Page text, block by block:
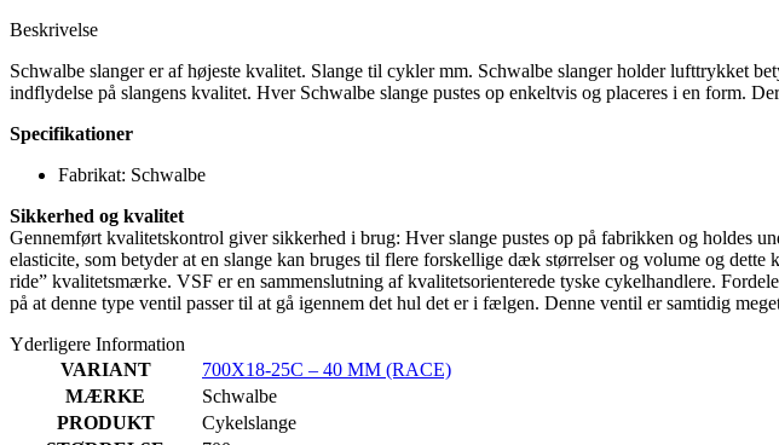
Beskrivelse
Schwalbe slanger er af højeste kvalitet. Slange til cykler mm. Schwalbe slanger holder lufttrykket
indflydelse på slangens kvalitet. Hver Schwalbe slange pustes op enkeltvis og placeres i en form.
Specifikationer
Fabrikat: Schwalbe
Sikkerhed og kvalitet
Gennemført kvalitetskontrol giver sikkerhed i brug: Hver slange pustes op på fabrikken og holdes
elasticite, som betyder at en slange kan bruges til flere forskellige dæk størrelser og volume og
ride” kvalitetsmærke. VSF er en sammenslutning af kvalitetsorienterede tyske cykelhandlere.
på at denne type ventil passer til at gå igennem det hul det er i fælgen. Denne ventil er samtidig
Yderligere Information
VARIANT
700X18-25C – 40 MM (RACE)
MÆRKE
Schwalbe
PRODUKT
Cykelslange